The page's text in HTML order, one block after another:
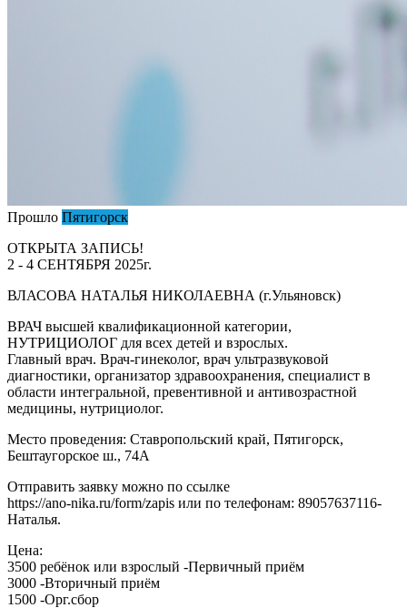
Прошло Пятигорск
ОТКРЫТА ЗАПИСЬ!
2 - 4 СЕНТЯБРЯ 2025г.
ВЛАСОВА НАТАЛЬЯ НИКОЛАЕВНА (г.Ульяновск)
ВРАЧ высшей квалификационной категории,
НУТРИЦИОЛОГ для всех детей и взрослых.
Главный врач. Врач-гинеколог, врач ультразвуковой
диагностики, организатор здравоохранения, специалист в
области интегральной, превентивной и антивозрастной
медицины, нутрициолог.
Место проведения: Ставропольский край, Пятигорск,
Бештаугорское ш., 74А
Отправить заявку можно по ссылке
https://ano-nika.ru/form/zapis или по телефонам: 89057637116-
Наталья.
Цена:
3500 ребёнок или взрослый -Первичный приём
3000 -Вторичный приём
1500 -Орг.сбор